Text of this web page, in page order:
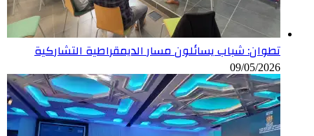
تطوان: شباب يسائلون مسار الديمقراطية التشاركية
09/05/2026